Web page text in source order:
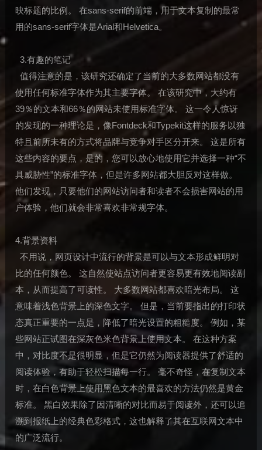
映标题的比例。 在sans-serif的前端，用于文本复制的最常
用的sans-serif字体是Arial和Helvetica。
3.有趣的笔记
值得注意的是，该研究还确定了当前的大多数网站都没有
使用任何标准字体作为其主要字体。 在该研究中，大约有
39％的文本和66％的网站未使用标准字体。 这一令人惊讶
的发现的一种理论是，像Fontdeck和Typekit这样的服务以独
特且前所未有的方式将品牌与竞争对手区分开来。 这是所有
这些内容的要点，是的，您可以放心地使用它并选择一种“不
具威胁性”的标准字体，但是许多网站都大胆反对这样做。
他们发现，只要他们的网站访问者和读者不会损害网站的用
户体验，他们就会非常喜欢非常规字体。
4.背景资料
不用说，网页设计中流行的背景是可以与文本形成鲜明对
比的任何颜色。 这自然使站点访问者更容易更有效地阅读副
本，从而提高了可读性。 大多数网站都喜欢暗光布局。 这
意味着浅色背景上的深色文字。 但是，当前要指出的打印状
态真正重要的一点是，降低了暗光设置的粗糙度。 例如，某
些网站正试图在深灰色米色背景上使用文本。 在这种方案
中，对比度不是很明显，但是它仍然为阅读器提供了舒适的
阅读体验，有助于轻松扫描每一行。 毫不奇怪，在复制文本
时，在白色背景上使用黑色文本的最喜欢的方法仍然是黄金
标准。 黑白效果除了因清晰的对比而易于阅读外，还可以追
溯到报纸上的经典色彩格式，这也解释了其在互联网文本中
的广泛流行。